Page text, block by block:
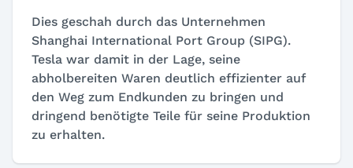
Dies geschah durch das Unternehmen
Shanghai International Port Group (SIPG).
Tesla war damit in der Lage, seine
abholbereiten Waren deutlich effizienter auf
den Weg zum Endkunden zu bringen und
dringend benötigte Teile für seine Produktion
zu erhalten.